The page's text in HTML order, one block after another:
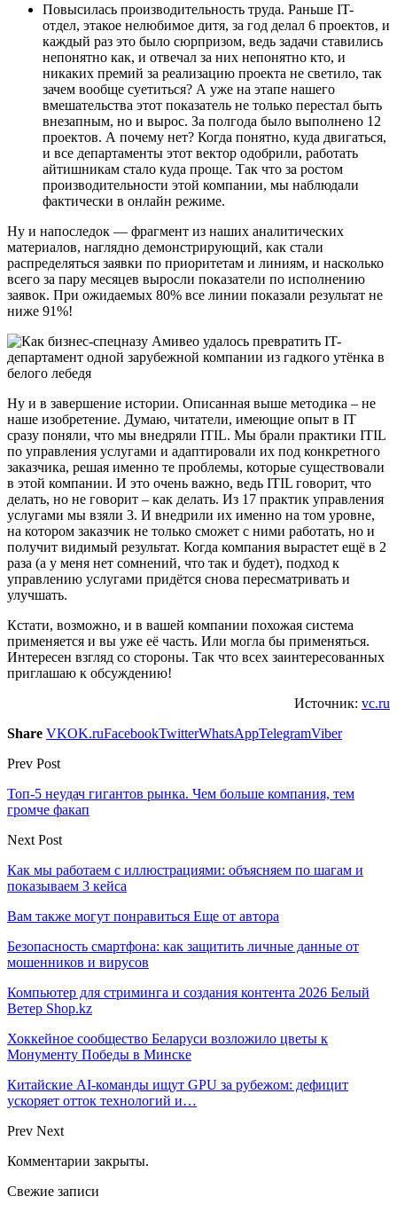
Повысилась производительность труда. Раньше IT-
отдел, этакое нелюбимое дитя, за год делал 6 проектов, и
каждый раз это было сюрпризом, ведь задачи ставились
непонятно как, и отвечал за них непонятно кто, и
никаких премий за реализацию проекта не светило, так
зачем вообще суетиться? А уже на этапе нашего
вмешательства этот показатель не только перестал быть
внезапным, но и вырос. За полгода было выполнено 12
проектов. А почему нет? Когда понятно, куда двигаться,
и все департаменты этот вектор одобрили, работать
айтишникам стало куда проще. Так что за ростом
производительности этой компании, мы наблюдали
фактически в онлайн режиме.
Ну и напоследок — фрагмент из наших аналитических
материалов, наглядно демонстрирующий, как стали
распределяться заявки по приоритетам и линиям, и насколько
всего за пару месяцев выросли показатели по исполнению
заявок. При ожидаемых 80% все линии показали результат не
ниже 91%!
Ну и в завершение истории. Описанная выше методика – не
наше изобретение. Думаю, читатели, имеющие опыт в IT
сразу поняли, что мы внедряли ITIL. Мы брали практики ITIL
по управления услугами и адаптировали их под конкретного
заказчика, решая именно те проблемы, которые существовали
в этой компании. И это очень важно, ведь ITIL говорит, что
делать, но не говорит – как делать. Из 17 практик управления
услугами мы взяли 3. И внедрили их именно на том уровне,
на котором заказчик не только сможет с ними работать, но и
получит видимый результат. Когда компания вырастет ещё в 2
раза (а у меня нет сомнений, что так и будет), подход к
управлению услугами придётся снова пересматривать и
улучшать.
Кстати, возможно, и в вашей компании похожая система
применяется и вы уже её часть. Или могла бы применяться.
Интересен взгляд со стороны. Так что всех заинтересованных
приглашаю к обсуждению!
Источник: vc.ru
Share VKOK.ruFacebookTwitterWhatsAppTelegramViber
Prev Post
Топ-5 неудач гигантов рынка. Чем больше компания, тем
громче факап
Next Post
Как мы работаем с иллюстрациями: объясняем по шагам и
показываем 3 кейса
Вам также могут понравиться Еще от автора
Безопасность смартфона: как защитить личные данные от
мошенников и вирусов
Компьютер для стриминга и создания контента 2026 Белый
Ветер Shop.kz
Хоккейное сообщество Беларуси возложило цветы к
Монументу Победы в Минске
Китайские AI-команды ищут GPU за рубежом: дефицит
ускоряет отток технологий и…
Prev Next
Комментарии закрыты.
Свежие записи